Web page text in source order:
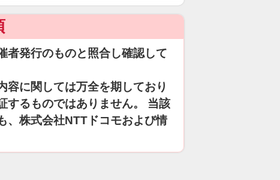
者発行のものと照合し確認して
容に関しては万全を期しており
するものではありません。 当該
、株式会社NTTドコモおよび情